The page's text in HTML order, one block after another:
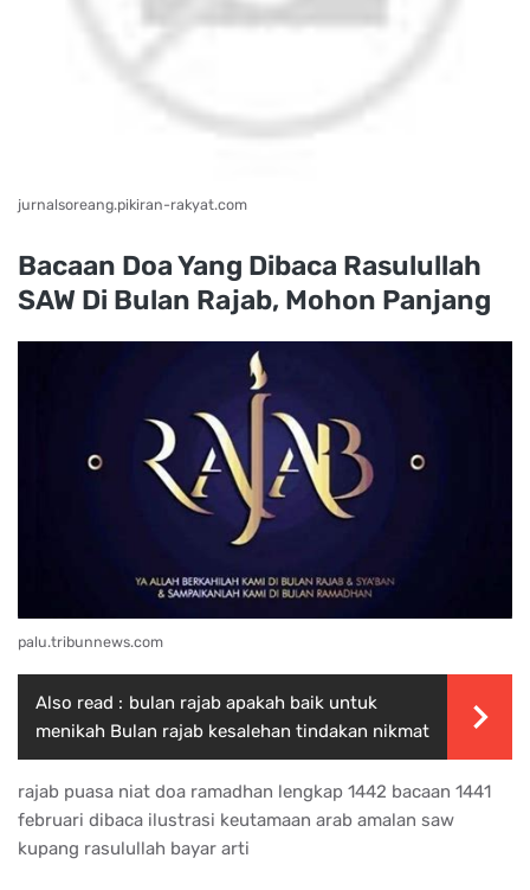
jurnalsoreang.pikiran-rakyat.com
Bacaan Doa Yang Dibaca Rasulullah
SAW Di Bulan Rajab, Mohon Panjang
palu.tribunnews.com
Also read : bulan rajab apakah baik untuk
menikah Bulan rajab kesalehan tindakan nikmat
rajab puasa niat doa ramadhan lengkap 1442 bacaan 1441
februari dibaca ilustrasi keutamaan arab amalan saw
kupang rasulullah bayar arti